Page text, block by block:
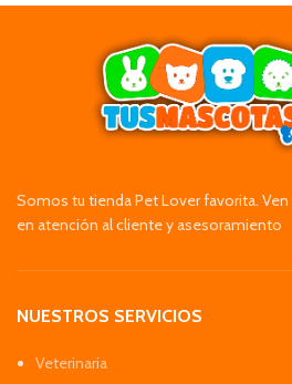
Somos tu tienda Pet Lover favorita.
en atención al cliente y asesoramiento
NUESTROS SERVICIOS
Veterinaria